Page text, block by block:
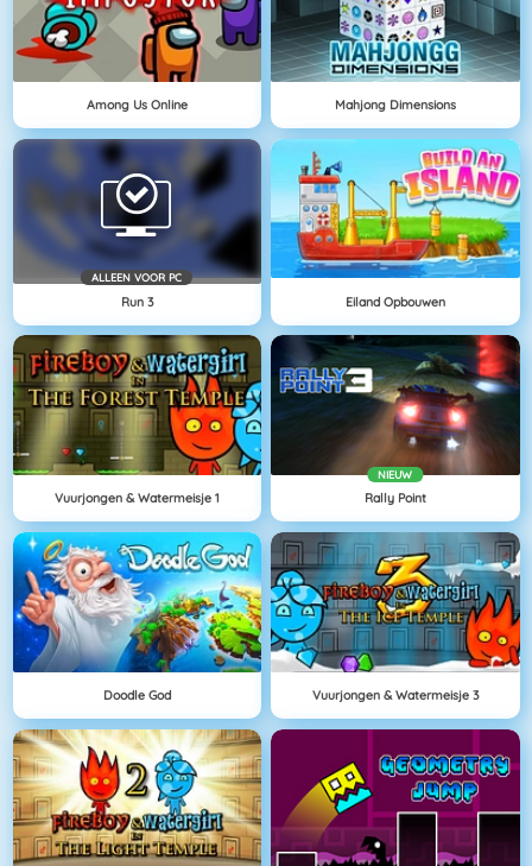
Among Us Online Mahjong Dimensions
ALLEEN VOOR PC
Run 3 Eiland Opbouwen
Vuurjongen & Watermeisje 1
NIEUW
Rally Point
Doodle God Vuurjongen & Watermeisje 3